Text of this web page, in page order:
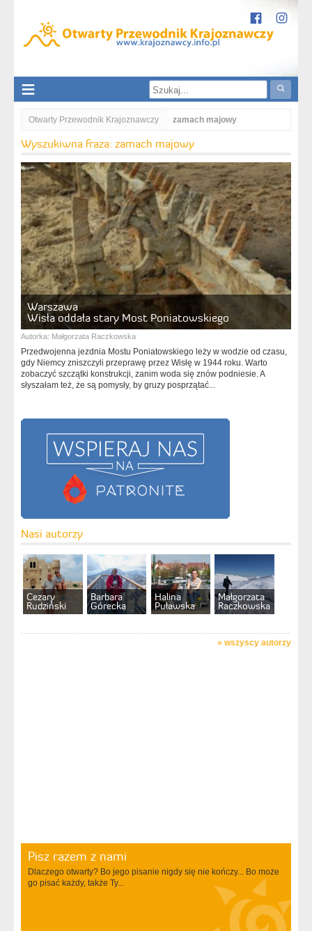
Otwarty Przewodnik Krajoznawczy zamach majowy
Wyszukiwna fraza: zamach majowy
Warszawa
Wisła oddała stary Most Poniatowskiego
Autorka: Małgorzata Raczkowska
Przedwojenna jezdnia Mostu Poniatowskiego leży w wodzie od czasu,
gdy Niemcy zniszczyli przeprawę przez Wisłę w 1944 roku. Warto
zobaczyć szczątki konstrukcji, zanim woda się znów podniesie. A
słyszałam też, że są pomysły, by gruzy posprzątać...
Nasi autorzy
Cezary
Rudziński
Barbara
Górecka
Halina
Puławska
Małgorzata
Raczkowska
» wszyscy autorzy
Pisz razem z nami
Dlaczego otwarty? Bo jego pisanie nigdy się nie kończy... Bo może
go pisać każdy, także Ty...